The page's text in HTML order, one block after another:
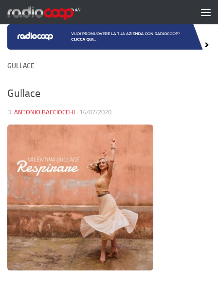
Salta al contenuto
GULLACE
Gullace
DI ANTONIO BACCIOCCHI · 14/07/2020